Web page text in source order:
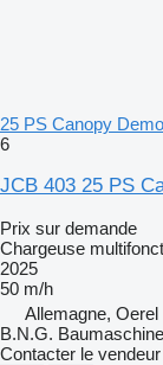
25 PS Canopy Demo
6
JCB 403 25 PS
Prix sur demande
Chargeuse
2025
50 m/h
Allemagne, Oerel
B.N.G.
Contacter le vendeur